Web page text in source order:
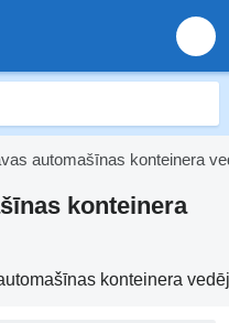
automašīnas konteinera
konteinera
konteinera